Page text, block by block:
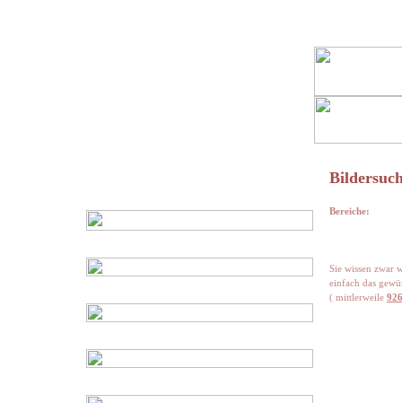
Bereiche:
Sie wissen zwar
einfach das
( mittlerweile